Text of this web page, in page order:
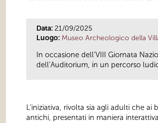
Data: 21/09/2025
Luogo: Museo Archeologico della
In occasione dell’VIII Giornata
dell’Auditorium, in un percorso
L’iniziativa, rivolta sia agli adulti che
antichi, presentati in maniera